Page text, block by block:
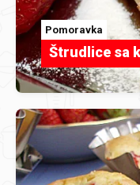
Pomoravka
Štrudlice sa